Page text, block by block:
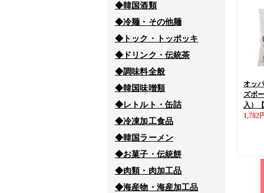
◆韓国酒類
◆冷麺・その他麺
◆トック・トッポッキ
◆ドリンク・伝統茶
◆調味料全般
◆韓国味噌類
◆レトルト・缶詰
◆冷凍加工食品
◆韓国ラーメン
◆お菓子・伝統餅
◆肉類・肉加工品
◆海産物・海産加工品
オッ
ズボ
入）
1,782